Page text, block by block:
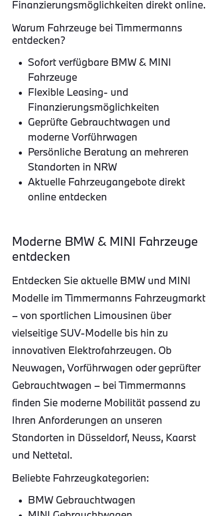
Finanzierungsmöglichkeiten direkt online.
Warum Fahrzeuge bei Timmermanns
entdecken?
Sofort verfügbare BMW & MINI
Fahrzeuge
Flexible Leasing- und
Finanzierungsmöglichkeiten
Geprüfte Gebrauchtwagen und
moderne Vorführwagen
Persönliche Beratung an mehreren
Standorten in NRW
Aktuelle Fahrzeugangebote direkt
online entdecken
Moderne BMW & MINI Fahrzeuge
entdecken
Entdecken Sie aktuelle BMW und MINI
Modelle im Timmermanns Fahrzeugmarkt
– von sportlichen Limousinen über
vielseitige SUV-Modelle bis hin zu
innovativen Elektrofahrzeugen. Ob
Neuwagen, Vorführwagen oder geprüfter
Gebrauchtwagen – bei Timmermanns
finden Sie moderne Mobilität passend zu
Ihren Anforderungen an unseren
Standorten in Düsseldorf, Neuss, Kaarst
und Nettetal.
Beliebte Fahrzeugkategorien:
BMW Gebrauchtwagen